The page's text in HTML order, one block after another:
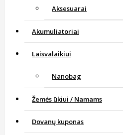
Aksesuarai
Akumuliatoriai
Laisvalaikiui
Nanobag
Žemės ūkiui / Namams
Dovanų kuponas